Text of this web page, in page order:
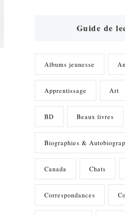
Guide de
Albums jeunesse
Apprentissage Art
BD Beaux livres
Biographies &
Canada Chats
Correspondances